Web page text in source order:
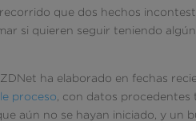
que dos hechos
si quieren seguir teniendo
ha elaborado en fechas
proceso , con datos
aún no se hayan iniciado, y un